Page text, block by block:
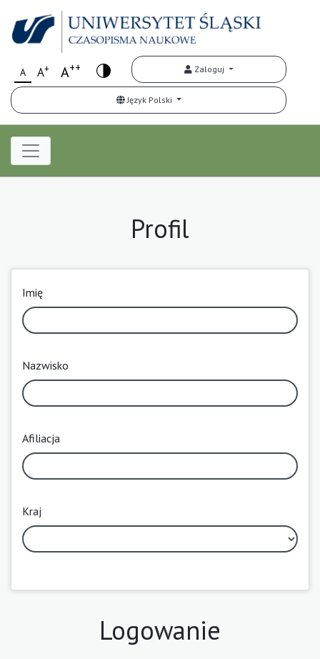
A A+ A++ Zaloguj
Język Polski
Profil
Imię
Nazwisko
Afiliacja
Kraj
Logowanie